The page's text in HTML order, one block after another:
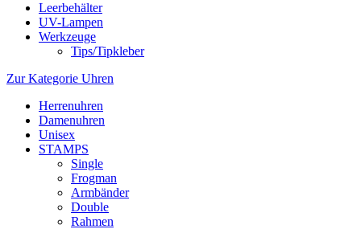
Leerbehälter
UV-Lampen
Werkzeuge
Tips/Tipkleber
Zur Kategorie Uhren
Herrenuhren
Damenuhren
Unisex
STAMPS
Single
Frogman
Armbänder
Double
Rahmen